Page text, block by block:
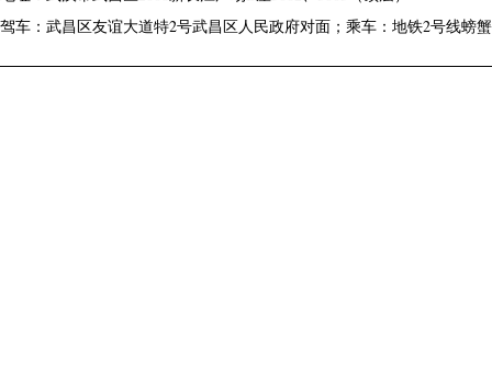
驾车：武昌区友谊大道特2号武昌区人民政府对面；乘车：地铁2号线螃